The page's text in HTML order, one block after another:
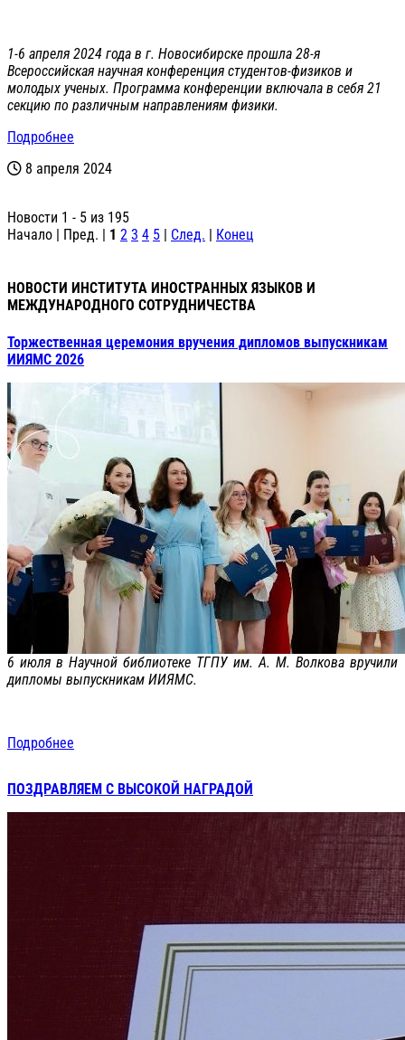
1-6 апреля 2024 года в г. Новосибирске прошла 28-я
Всероссийская научная конференция студентов-физиков и
молодых ученых. Программа конференции включала в себя 21
секцию по различным направлениям физики.
Подробнее
8 апреля 2024
Новости 1 - 5 из 195
Начало | Пред. | 1 2 3 4 5 | След. | Конец
НОВОСТИ ИНСТИТУТА ИНОСТРАННЫХ ЯЗЫКОВ И
МЕЖДУНАРОДНОГО СОТРУДНИЧЕСТВА
Торжественная церемония вручения дипломов выпускникам
ИИЯМС 2026
6 июля в Научной библиотеке ТГПУ им. А. М. Волкова вручили
дипломы выпускникам ИИЯМС.
Подробнее
ПОЗДРАВЛЯЕМ С ВЫСОКОЙ НАГРАДОЙ